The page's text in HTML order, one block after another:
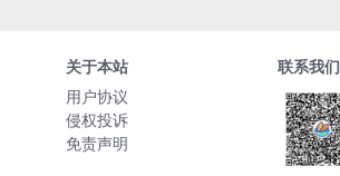
关于本站
用户协议
侵权投诉
免责声明
联系我们